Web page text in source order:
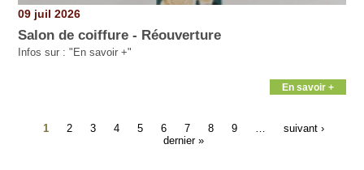
09 juil 2026
Salon de coiffure - Réouverture
Infos sur : "En savoir +"
En savoir +
1 2 3 4 5 6 7 8 9
suivant ›
dernier »